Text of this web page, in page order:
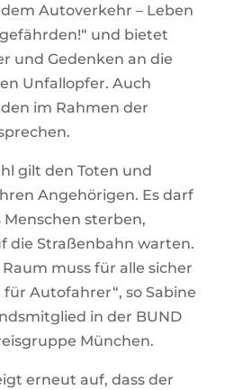
Autoverkehr – Leben
und bietet
und Gedenken an die
Unfallopfer. Auch
im Rahmen der
gilt den Toten und
Angehörigen. Es darf
Menschen sterben,
die Straßenbahn warten.
muss für alle sicher
Autofahrer“, so Sabine
in der BUND
München.
erneut auf, dass der